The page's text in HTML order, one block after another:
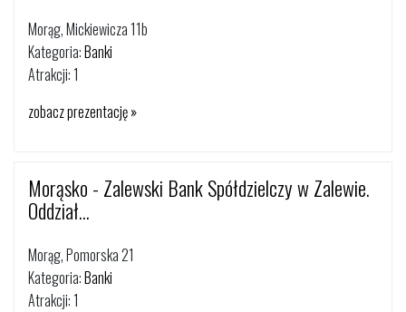
Morąg, Mickiewicza 11b
Kategoria:Banki
Atrakcji: 1
zobacz prezentację »
Morąsko - Zalewski Bank Spółdzielczy w Zalewie.
Oddział...
Morąg, Pomorska 21
Kategoria:Banki
Atrakcji: 1